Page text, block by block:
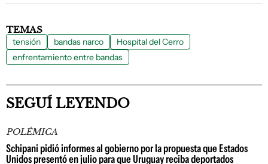
TEMAS
tensión bandas narco
Hospital del Cerro
enfrentamiento entre bandas
SEGUÍ LEYENDO
POLÉMICA
Schipani pidió informes al gobierno por la propuesta que Estados
Unidos presentó en julio para que Uruguay reciba deportados